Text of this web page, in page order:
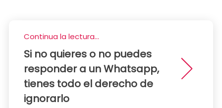
Continua la lectura...
Si no quieres o no puedes
responder a un Whatsapp,
tienes todo el derecho de
ignorarlo